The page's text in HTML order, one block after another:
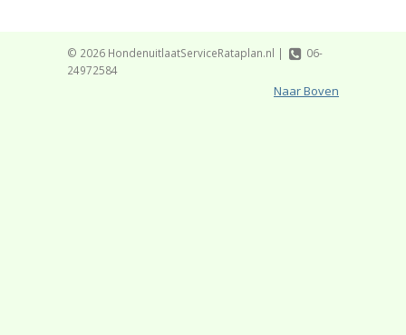
© 2026 HondenuitlaatServiceRataplan.nl |
06-
24972584
Naar Boven